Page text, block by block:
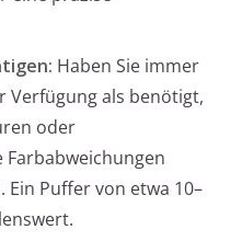
Haben Sie immer
Verfügung als benötigt,
oder
Puffer von etwa 10–